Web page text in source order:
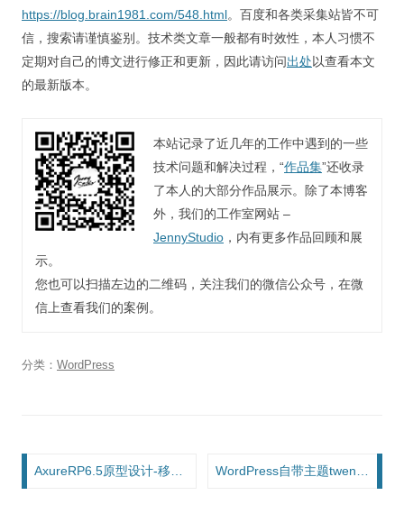
https://blog.brain1981.com/548.html。百度和各类采集站皆不可
信，搜索请谨慎鉴别。技术类文章一般都有时效性，本人习惯不
定期对自己的博文进行修正和更新，因此请访问出处以查看本文
的最新版本。
本站记录了近几年的工作中遇到的一些
技术问题和解决过程，“作品集”还收录
了本人的大部分作品展示。除了本博客
外，我们的工作室网站 –
JennyStudio ，内有更多作品回顾和展
示。
您也可以扫描左边的二维码，关注我们的微信公众号，在微
信上查看我们的案例。
分类： WordPress
文章导航 AxureRP6.5原型设计-移动端切入式菜单效果制作 WordPress自带主题twentytwelve的CSS学习笔记